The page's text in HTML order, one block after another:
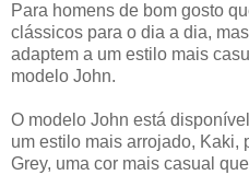
Para homens de bom gosto
clássicos para o dia a dia,
adaptem a um estilo mais
modelo John.
O modelo John está
um estilo mais arrojado, Kaki,
Grey, uma cor mais casual